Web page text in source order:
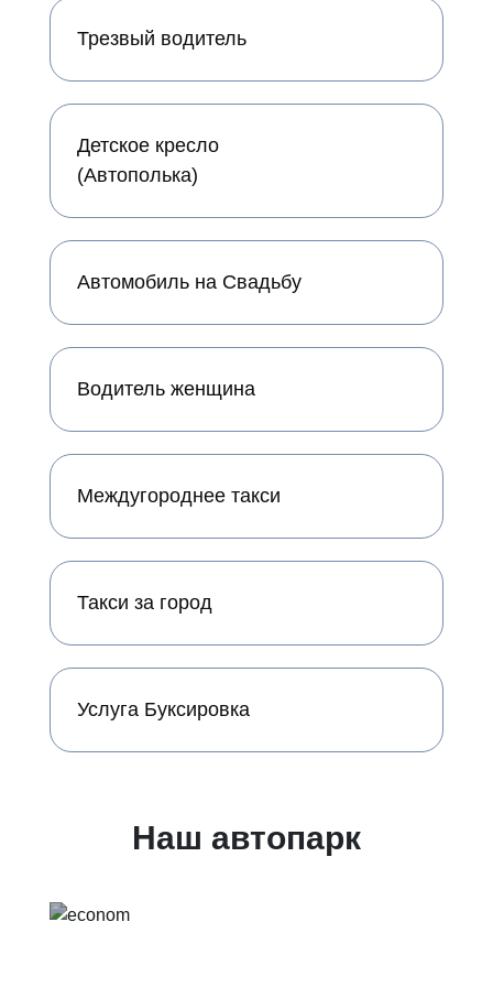
Трезвый водитель
Детское кресло
(Автополька)
Автомобиль на Свадьбу
Водитель женщина
Междугороднее такси
Такси за город
Услуга Буксировка
Наш автопарк